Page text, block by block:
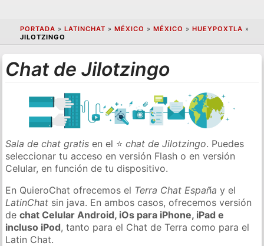
PORTADA » LATINCHAT » MÉXICO » MÉXICO » HUEYPOXTLA »
JILOTZINGO
Chat de Jilotzingo
Sala de chat gratis en el ⭐chat de Jilotzingo. Puedes
seleccionar tu acceso en versión Flash o en versión
Celular, en función de tu dispositivo.
En QuieroChat ofrecemos el Terra Chat España y el
LatinChat sin java. En ambos casos, ofrecemos versión
dechat Celular Android, iOs para iPhone, iPad e
incluso iPod, tanto para el Chat de Terra como para el
Latin Chat.